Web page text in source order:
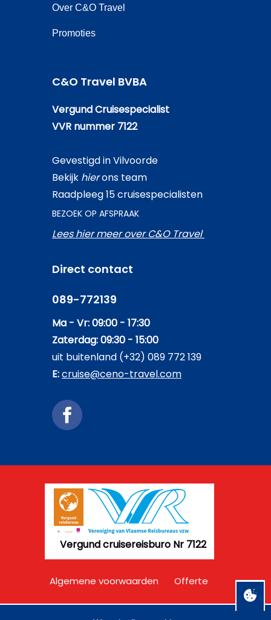
Over C&O Travel
Promoties
C&O Travel BVBA
Vergund Cruisespecialist
VVR nummer 7122
Gevestigd in Vilvoorde
Bekijk hierons team
Raadpleeg 15 cruisespecialisten
BEZOEK OP AFSPRAAK
Lees hier meer over C&O Travel
Direct contact
089-772139
Ma - Vr: 09:00 - 17:30
Zaterdag: 09:30 - 15:00
uit buitenland (+32) 089 772 139
E:cruise@ceno-travel.com
Vergund cruisereisburo Nr 7122
Algemene voorwaarden Offerte
Disclaimer Privacy Contact